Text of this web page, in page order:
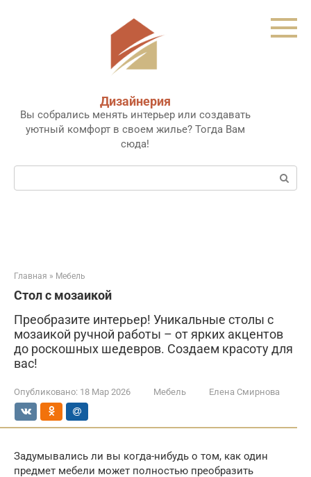
Дизайнерия
Вы собрались менять интерьер или создавать
уютный комфорт в своем жилье? Тогда Вам
сюда!
Поиск:
Главная » Мебель
Стол с мозаикой
Преобразите интерьер! Уникальные столы с
мозаикой ручной работы – от ярких акцентов
до роскошных шедевров. Создаем красоту для
вас!
Опубликовано: 18 Мар 2026 Мебель Елена Смирнова
Задумывались ли вы когда-нибудь о том, как один
предмет мебели может полностью преобразить